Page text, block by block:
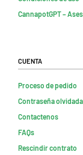
CannapotGPT –
Cuenta
Proceso de pedido
Contraseña olvidada
Contactenos
FAQs
Rescindir contrato